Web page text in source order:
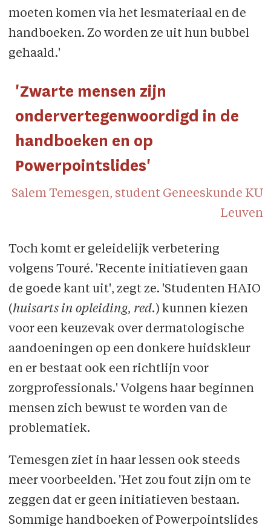
moeten komen via het lesmateriaal en de
handboeken. Zo worden ze uit hun bubbel
gehaald.'
'Zwarte mensen zijn
ondervertegenwoordigd in de
handboeken en op
Powerpointslides'
Salem Temesgen, student Geneeskunde KU
Leuven
Toch komt er geleidelijk verbetering
volgens Touré. 'Recente initiatieven gaan
de goede kant uit', zegt ze. 'Studenten HAIO
(huisarts in opleiding, red. ) kunnen kiezen
voor een keuzevak over dermatologische
aandoeningen op een donkere huidskleur
en er bestaat ook een richtlijn voor
zorgprofessionals.' Volgens haar beginnen
mensen zich bewust te worden van de
problematiek.
Temesgen ziet in haar lessen ook steeds
meer voorbeelden. 'Het zou fout zijn om te
zeggen dat er geen initiatieven bestaan.
Sommige handboeken of Powerpointslides